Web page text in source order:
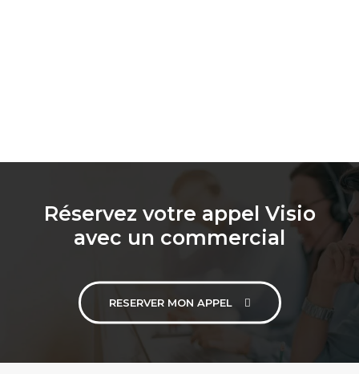
Réservez votre appel Visio
avec un commercial
RESERVER MON APPEL